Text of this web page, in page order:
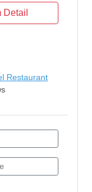
Restaurant